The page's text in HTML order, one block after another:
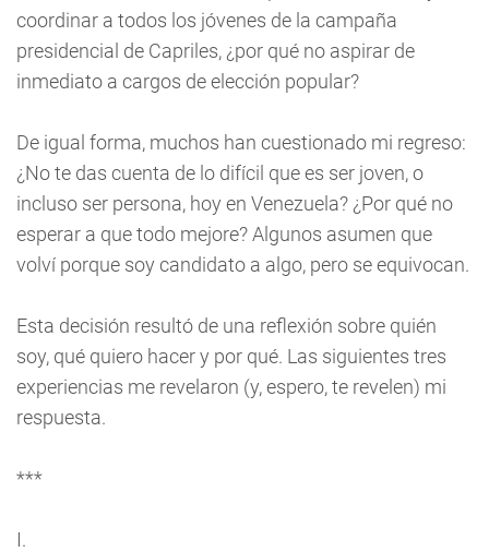
coordinar a todos los jóvenes de la campaña
presidencial de Capriles, ¿por qué no aspirar de
inmediato a cargos de elección popular?
De igual forma, muchos han cuestionado mi regreso:
¿No te das cuenta de lo difícil que es ser joven, o
incluso ser persona, hoy en Venezuela? ¿Por qué no
esperar a que todo mejore? Algunos asumen que
volví porque soy candidato a algo, pero se equivocan.
Esta decisión resultó de una reflexión sobre quién
soy, qué quiero hacer y por qué. Las siguientes tres
experiencias me revelaron (y, espero, te revelen) mi
respuesta.
***
I.